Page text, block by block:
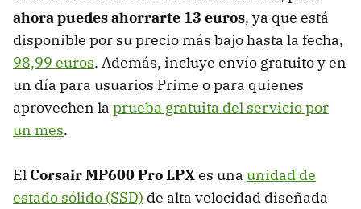
ahora puedes ahorrarte 13 euros, ya que está
disponible por su precio más bajo hasta la fecha,
98,99 euros. Además, incluye envío gratuito y en
un día para usuarios Prime o para quienes
aprovechen la prueba gratuita del servicio por
un mes.
El Corsair MP600 Pro LPXes una unidad de
estado sólido (SSD) de alta velocidad diseñada